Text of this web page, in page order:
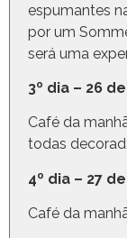
espumantes
por um
será uma
3º dia – 26
Café da
todas
4º dia – 27
Café da